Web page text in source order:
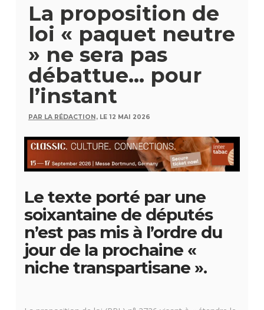
La proposition de
loi « paquet neutre
» ne sera pas
débattue… pour
l’instant
PAR LA RÉDACTION, LE 12 MAI 2026
Le texte porté par une
soixantaine de députés
n’est pas mis à l’ordre du
jour de la prochaine «
niche transpartisane ».